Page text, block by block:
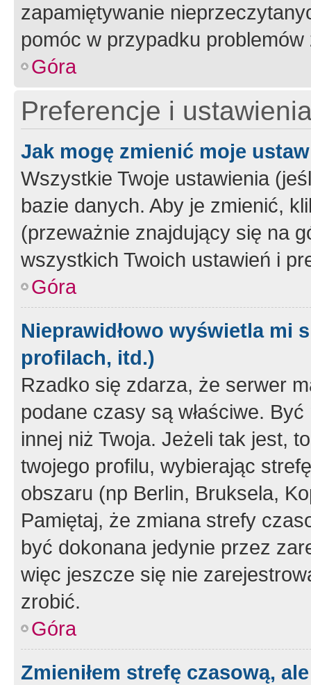
zapamiętywanie
pomóc w przypadku
Góra
Preferencje i
Jak mogę zmienić moje
Wszystkie Twoje ustawienia
bazie danych. Aby je zmienić,
(przeważnie znajdujący się na
wszystkich Twoich ustawień i
Góra
Nieprawidłowo wyświetla mi
profilach, itd.)
Rzadko się zdarza, że serwer
podane czasy są właściwe.
innej niż Twoja. Jeżeli tak jest,
twojego profilu, wybierając
obszaru (np Berlin, Bruksela,
Pamiętaj, że zmiana strefy
być dokonana jedynie przez
więc jeszcze się nie
zrobić.
Góra
Zmieniłem strefę czasową,